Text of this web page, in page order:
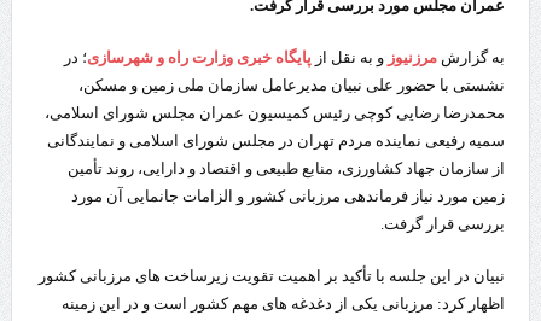
عمران مجلس مورد بررسی قرار گرفت.
به گزارش مرزنیوز و به نقل از پایگاه خبری وزارت راه و شهرسازی؛ در
نشستی با حضور علی نبیان مدیرعامل سازمان ملی زمین و مسکن،
محمدرضا رضایی‌ کوچی رئیس کمیسیون عمران مجلس شورای اسلامی،
سمیه رفیعی نماینده مردم تهران در مجلس شورای اسلامی و نمایندگانی
از سازمان جهاد کشاورزی، منابع طبیعی و اقتصاد و دارایی، روند تأمین
زمین مورد نیاز فرماندهی مرزبانی کشور و الزامات جانمایی آن مورد
بررسی قرار گرفت.
نبیان در این جلسه با تأکید بر اهمیت تقویت زیرساخت‌ های مرزبانی کشور
اظهار کرد: مرزبانی یکی از دغدغه‌ های مهم کشور است و در این زمینه